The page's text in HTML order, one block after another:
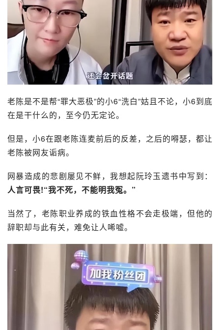
老陈是不是帮“罪大恶极”的小6“洗白”姑且不论，小6到底
在是干什么的，至今仍无定论。
但是，小6在跟老陈连麦前后的反差，之后的嘚瑟，都让
老陈被网友诟病。
网暴造成的悲剧屡见不鲜，我想起阮玲玉遗书中写到：
人言可畏!“我不死，不能明我冤。”
当然了，老陈职业养成的铁血性格不会走极端，但他的
辞职却与此有关，难免让人唏嘘。